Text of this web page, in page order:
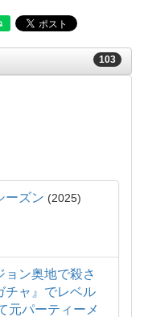
103
ーズン
2025
ン奥地で殺さ
チャ』でレベル
元パーティーメ